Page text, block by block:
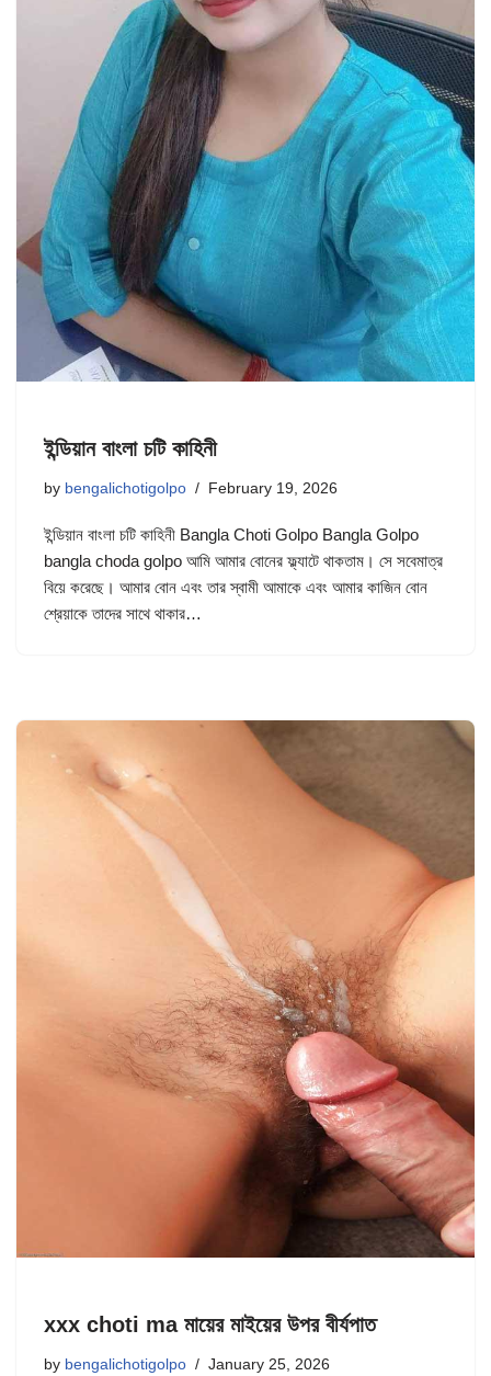
ইন্ডিয়ান বাংলা চটি কাহিনী
by bengalichotigolpo February 19, 2026
ইন্ডিয়ান বাংলা চটি কাহিনী Bangla Choti Golpo Bangla Golpo
bangla choda golpo আমি আমার বোনের ফ্ল্যাটে থাকতাম। সে সবেমাত্র
বিয়ে করেছে। আমার বোন এবং তার স্বামী আমাকে এবং আমার কাজিন বোন
শ্রেয়াকে তাদের সাথে থাকার…
xxx choti ma মায়ের মাইয়ের উপর বীর্যপাত
by bengalichotigolpo January 25, 2026